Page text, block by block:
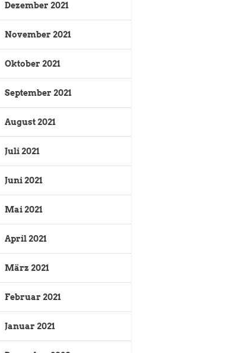
Dezember 2021
November 2021
Oktober 2021
September 2021
August 2021
Juli 2021
Juni 2021
Mai 2021
April 2021
März 2021
Februar 2021
Januar 2021